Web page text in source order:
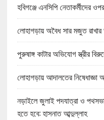
হবিগঞ্জে এনসিপি নেতাকর্মীদের
লোহাগড়ায় অবৈধ সার মজুত রাখার
পুরুষাঙ্গ কাটার অভিযোগ স্ত্রীর
লোহাগড়ায় আদালতের নিষেধাজ্ঞা
নড়াইলে জুলাই পদযাত্রা ও
হতে হবে: হাসনাত আব্দুল্লাহ